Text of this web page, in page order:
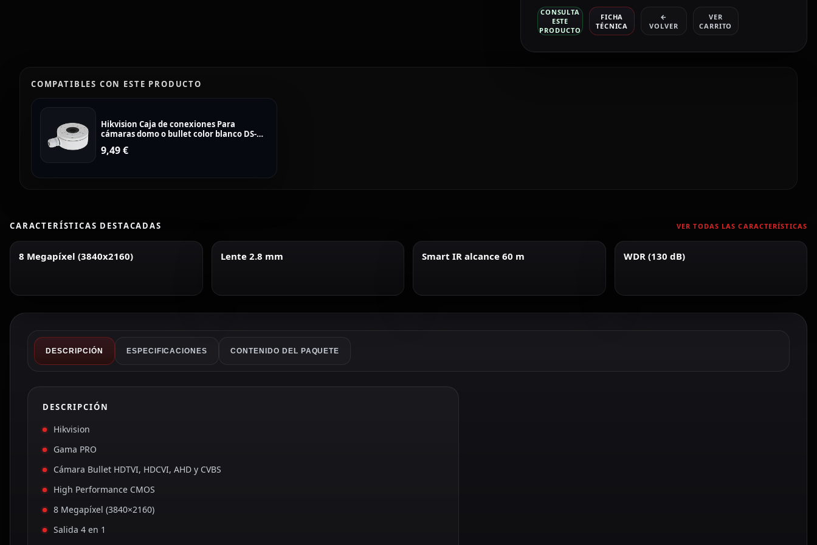
CONSULTA
ESTE
PRODUCTO
FICHA
TÉCNICA
←
VOLVER
VER
CARRITO
COMPATIBLES CON ESTE PRODUCTO
Hikvision Caja de conexiones Para
cámaras domo o bullet color blanco DS-
9,49€
CARACTERÍSTICAS DESTACADAS VER TODAS LAS CARACTERÍSTICAS
8 Megapíxel (3840x2160) Lente 2.8 mm Smart IR alcance 60 m WDR (130 dB)
DESCRIPCIÓN ESPECIFICACIONES CONTENIDO DEL PAQUETE
DESCRIPCIÓN
Hikvision
Gama PRO
Cámara Bullet HDTVI, HDCVI, AHD y CVBS
High Performance CMOS
8 Megapíxel (3840×2160)
Salida 4 en 1